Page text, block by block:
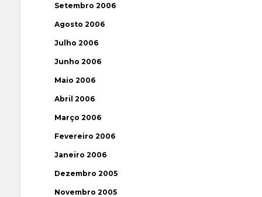
Setembro 2006
Agosto 2006
Julho 2006
Junho 2006
Maio 2006
Abril 2006
Março 2006
Fevereiro 2006
Janeiro 2006
Dezembro 2005
Novembro 2005